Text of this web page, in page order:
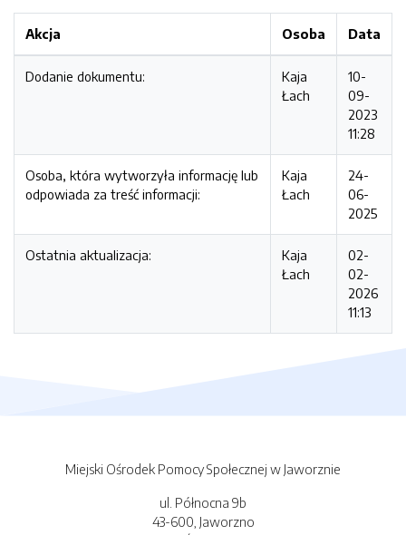
Akcja Osoba Data
Dodanie dokumentu:
Kaja
Łach
10-
09-
2023
11:28
Osoba, która wytworzyła informację lub
odpowiada za treść informacji:
Kaja
Łach
24-
06-
2025
Ostatnia aktualizacja:
Kaja
Łach
02-
02-
2026
11:13
Miejski Ośrodek Pomocy Społecznej w Jaworznie
ul. Północna 9b
43-600, Jaworzno